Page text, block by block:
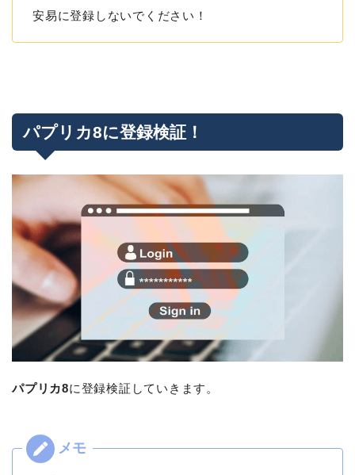
安易に登録しないでください！
パプリカ8に登録検証！
パプリカ8に登録検証していきます。